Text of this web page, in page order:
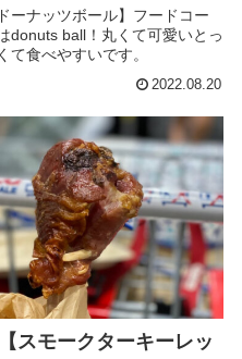
やすいです。
ーナッツボール】フードコー
donuts ball！丸くて可愛いとっ
て食べやすいです。
2022.08.20
スモークターキーレッ